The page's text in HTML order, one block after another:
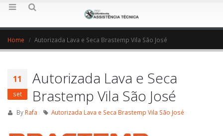
Home Autorizada Lava e Seca Brastemp Vila São José
11
set
Autorizada Lava e Seca
Brastemp Vila São José
By Rafa Autorizada Lava e Seca Brastemp Vila São José